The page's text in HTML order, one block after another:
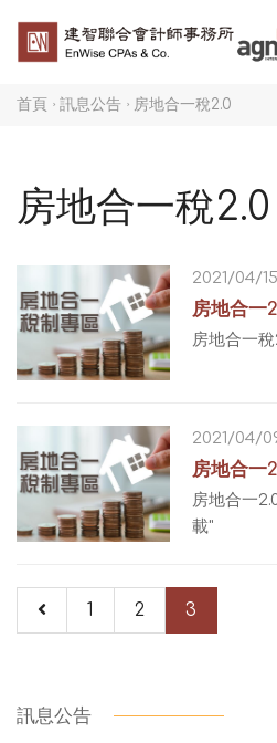
首頁 訊息公告 房地合一稅2.0
房地合一稅2.0
2021/04/15
房地合一
房地合一
2021/04/
房地合一
房地合一
載"
1 2 3
訊息公告